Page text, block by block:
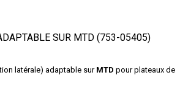
SUR MTD (753-05405)
latérale) adaptable sur MTD pour plateaux de